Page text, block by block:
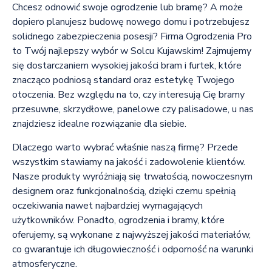
Chcesz odnowić swoje ogrodzenie lub bramę? A może
dopiero planujesz budowę nowego domu i potrzebujesz
solidnego zabezpieczenia posesji? Firma Ogrodzenia Pro
to Twój najlepszy wybór w Solcu Kujawskim! Zajmujemy
się dostarczaniem wysokiej jakości bram i furtek, które
znacząco podniosą standard oraz estetykę Twojego
otoczenia. Bez względu na to, czy interesują Cię bramy
przesuwne, skrzydłowe, panelowe czy palisadowe, u nas
znajdziesz idealne rozwiązanie dla siebie.
Dlaczego warto wybrać właśnie naszą firmę? Przede
wszystkim stawiamy na jakość i zadowolenie klientów.
Nasze produkty wyróżniają się trwałością, nowoczesnym
designem oraz funkcjonalnością, dzięki czemu spełnią
oczekiwania nawet najbardziej wymagających
użytkowników. Ponadto, ogrodzenia i bramy, które
oferujemy, są wykonane z najwyższej jakości materiałów,
co gwarantuje ich długowieczność i odporność na warunki
atmosferyczne.